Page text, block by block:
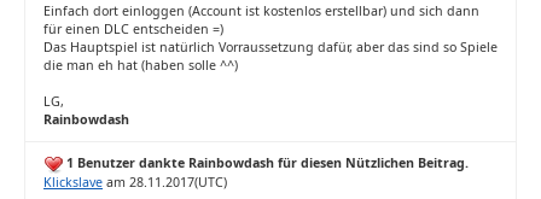
Einfach dort einloggen (Account ist kostenlos erstellbar) und sich dann
für einen DLC entscheiden =)
Das Hauptspiel ist natürlich Vorraussetzung dafür, aber das sind so Spiele
die man eh hat (haben solle ^^)
LG,
Rainbowdash
1 Benutzer dankte Rainbowdash für diesen Nützlichen Beitrag.
Klickslave am 28.11.2017(UTC)